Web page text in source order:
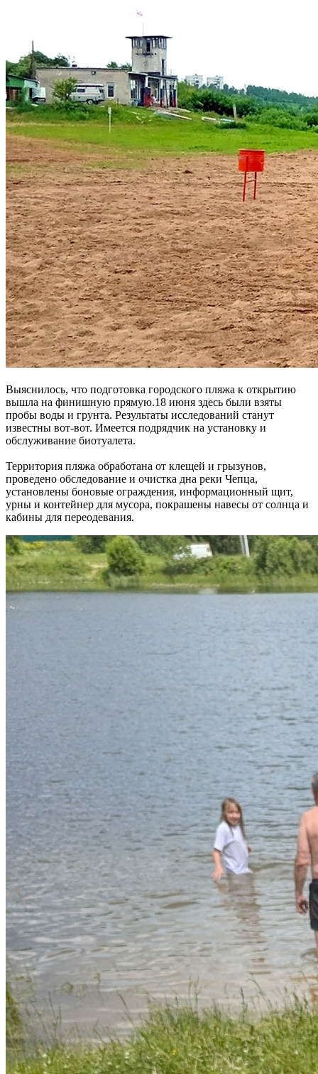
Выяснилось, что подготовка городского пляжа к открытию
вышла на финишную прямую.18 июня здесь были взяты
пробы воды и грунта. Результаты исследований станут
известны вот-вот. Имеется подрядчик на установку и
обслуживание биотуалета.
Территория пляжа обработана от клещей и грызунов,
проведено обследование и очистка дна реки Чепца,
установлены боновые ограждения, информационный щит,
урны и контейнер для мусора, покрашены навесы от солнца и
кабины для переодевания.